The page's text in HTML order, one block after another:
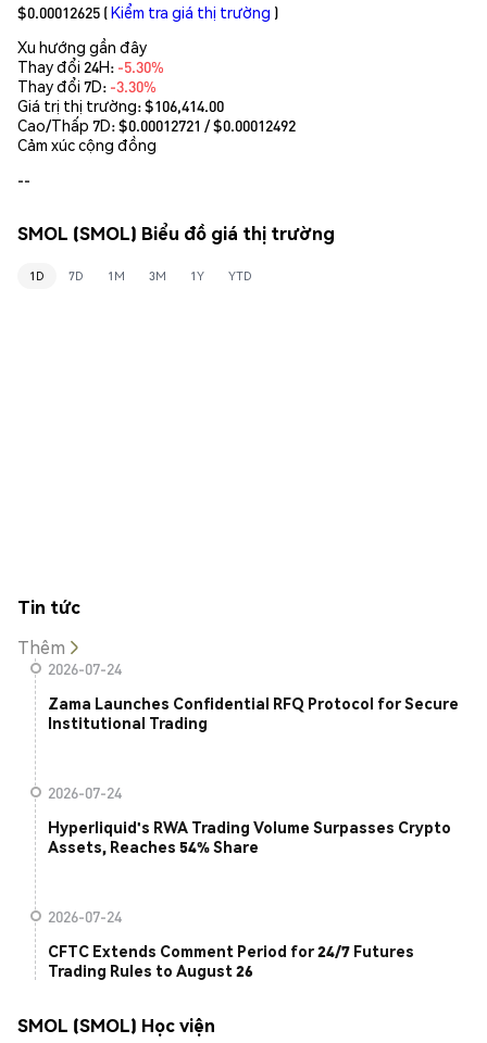
$0.00012625 (Kiểm tra giá thị trường )
Xu hướng gần đây
Thay đổi 24H: -5.30%
Thay đổi 7D: -3.30%
Giá trị thị trường:$106,414.00
Cao/Thấp 7D: $0.00012721 / $0.00012492
Cảm xúc cộng đồng
--
SMOL (SMOL) Biểu đồ giá thị trường
1D 7D 1M 3M 1Y YTD
Tin tức
Thêm
2026-07-24
Zama Launches Confidential RFQ Protocol for Secure
Institutional Trading
2026-07-24
Hyperliquid's RWA Trading Volume Surpasses Crypto
Assets, Reaches 54% Share
2026-07-24
CFTC Extends Comment Period for 24/7 Futures
Trading Rules to August 26
SMOL (SMOL) Học viện